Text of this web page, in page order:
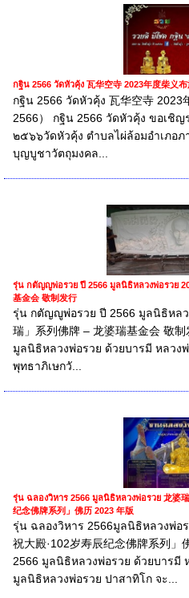
กฐิน 2566 วัดหัวคุ้ง 瓦华空寺 2023年度柴义布
กฐิน 2566 วัดหัวคุ้ง 瓦华空寺 2023
2566） กฐิน 2566 วัดหัวคุ้ง ขอเชิ
๒๕๖๖วัดหัวคุ้ง ตำบลไผ่ล้อมอำเภอ
บุญบูชาวัตถุมงคล...
รุ่น กตัญญูพ่อรวย ปี 2566 มูลนิธิหลวงพ่อรวย
基金会 敬制发行
รุ่น กตัญญูพ่อรวย ปี 2566 มูลนิธิหลว
瑞」系列佛牌 – 龙婆瑞基金会 敬
มูลนิธิหลวงพ่อรวย ด้วยบารมี หลวง
พุทธาภิเษกวั...
รุ่น ฉลองวิหาร 2566 มูลนิธิหลวงพ่อรวย 龙婆
纪念佛牌系列」佛历 2023 年版
รุ่น ฉลองวิหาร 2566มูลนิธิหลวงพ่อร
祝大殿·102岁寿辰纪念佛牌系列
2566 มูลนิธิหลวงพ่อรวย ด้วยบารมี
มูลนิธิหลวงพ่อรวย ปาสาทิโก จะ...